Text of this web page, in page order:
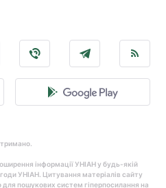
інформації УНІАН у будь-якій
УНІАН. Цитування матеріалів сайту
пошукових систем гіперпосилання на